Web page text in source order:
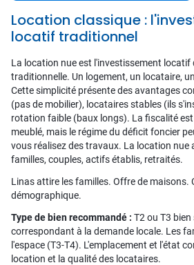
Location classique :
locatif traditionnel
La location nue est l'investissement locatif
traditionnelle. Un logement, un locataire,
Cette simplicité présente des avantages
(pas de mobilier), locataires stables (ils
rotation faible (baux longs). La fiscalité
meublé, mais le régime du déficit foncier
vous réalisez des travaux. La location nue
familles, couples, actifs établis, retraités.
Linas attire les familles. Offre de maisons.
démographique.
Type de bien recommandé : T2 ou T3
correspondant à la demande locale. Les
l'espace (T3-T4). L'emplacement et l'état
location et la qualité des locataires.